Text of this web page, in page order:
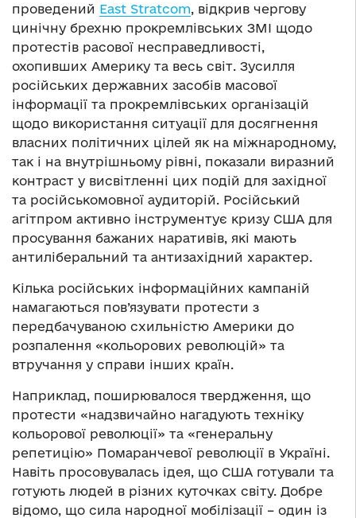
проведений East Stratcom , відкрив чергову
цинічну брехню прокремлівських ЗМІ щодо
протестів расової несправедливості,
охопивших Америку та весь світ. Зусилля
російських державних засобів масової
інформації та прокремлівських організацій
щодо використання ситуації для досягнення
власних політичних цілей як на міжнародному,
так і на внутрішньому рівні, показали виразний
контраст у висвітленні цих подій для західної
та російськомовної аудиторій. Російський
агітпром активно інструментує кризу США для
просування бажаних наративів, які мають
антиліберальний та антизахідний характер.
Кілька російських інформаційних кампаній
намагаються пов’язувати протести з
передбачуваною схильністю Америки до
розпалення «кольорових революцій» та
втручання у справи інших країн.
Наприклад, поширювалося твердження, що
протести «надзвичайно нагадують техніку
кольорової революції» та «генеральну
репетицію» Помаранчевої революції в Україні.
Навіть просовувалась ідея, що США готували та
готують людей в різних куточках світу. Добре
відомо, що сила народної мобілізації – один із